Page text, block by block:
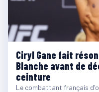
Ciryl Gane fait
Blanche avant de
ceinture
Le combattant français